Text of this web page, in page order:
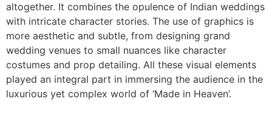
altogether. It combines the opulence of Indian weddings
with intricate character stories. The use of graphics is
more aesthetic and subtle, from designing grand
wedding venues to small nuances like character
costumes and prop detailing. All these visual elements
played an integral part in immersing the audience in the
luxurious yet complex world of ‘Made in Heaven’.